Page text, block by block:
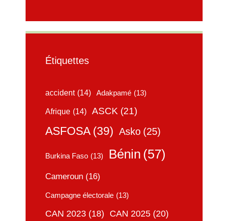
Étiquettes
accident (14) Adakpamé (13)
Afrique (14) ASCK (21)
ASFOSA (39) Asko (25)
Burkina Faso (13) Bénin (57)
Cameroun (16)
Campagne électorale (13)
CAN 2023 (18) CAN 2025 (20)